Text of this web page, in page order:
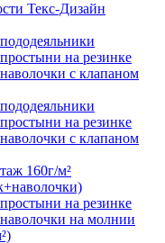
Текс-Дизайн
на резинке
с клапаном
на резинке
с клапаном
160г/м²
на резинке
на молнии